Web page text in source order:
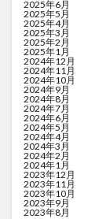
2025年6月
2025年5月
2025年4月
2025年3月
2025年2月
2025年1月
2024年12月
2024年11月
2024年10月
2024年9月
2024年8月
2024年7月
2024年6月
2024年5月
2024年4月
2024年3月
2024年2月
2024年1月
2023年12月
2023年11月
2023年10月
2023年9月
2023年8月